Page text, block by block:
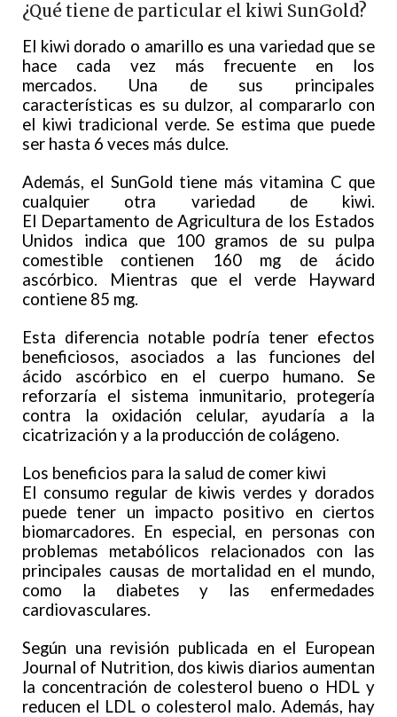
¿Qué tiene de particular el kiwi SunGold?
El kiwi dorado o amarillo es una variedad que se
hace cada vez más frecuente en los
mercados. Una de sus principales
características es su dulzor, al compararlo con
el kiwi tradicional verde. Se estima que puede
ser hasta 6 veces más dulce.
Además, el SunGold tiene más vitamina C que
cualquier otra variedad de kiwi.
El Departamento de Agricultura de los Estados
Unidos indica que 100 gramos de su pulpa
comestible contienen 160 mg de ácido
ascórbico. Mientras que el verde Hayward
contiene 85 mg.
Esta diferencia notable podría tener efectos
beneficiosos, asociados a las funciones del
ácido ascórbico en el cuerpo humano. Se
reforzaría el sistema inmunitario, protegería
contra la oxidación celular, ayudaría a la
cicatrización y a la producción de colágeno.
Los beneficios para la salud de comer kiwi
El consumo regular de kiwis verdes y dorados
puede tener un impacto positivo en ciertos
biomarcadores. En especial, en personas con
problemas metabólicos relacionados con las
principales causas de mortalidad en el mundo,
como la diabetes y las enfermedades
cardiovasculares.
Según una revisión publicada en el European
Journal of Nutrition, dos kiwis diarios aumentan
la concentración de colesterol bueno o HDL y
reducen el LDL o colesterol malo. Además, hay